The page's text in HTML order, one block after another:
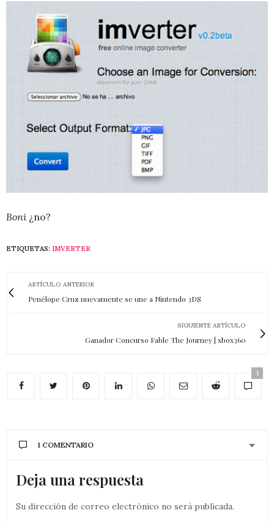
Boni ¿no?
ETIQUETAS: IMVERTER
ARTÍCULO ANTERIOR
Penélope Cruz nuevamente se une a Nintendo 3DS
SIGUIENTE ARTÍCULO
Ganador Concurso Fable The Journey | xbox360
1
1 COMENTARIO
Deja una respuesta
Su dirección de correo electrónico no será publicada.